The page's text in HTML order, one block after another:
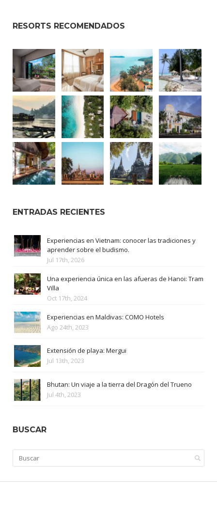
RESORTS RECOMENDADOS
ENTRADAS RECIENTES
Experiencias en Vietnam: conocer las tradiciones y
aprender sobre el budismo.
Jul 17th, 2026
Una experiencia única en las afueras de Hanoi: Tram
Villa
Oct 17th, 2024
Experiencias en Maldivas: COMO Hotels
Ago 24th, 2023
Extensión de playa: Mergui
Jul 13th, 2023
Bhutan: Un viaje a la tierra del Dragón del Trueno
Jul 4th, 2023
BUSCAR